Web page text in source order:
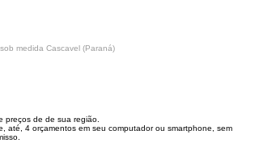
medida Cascavel (Paraná)
preços de de sua região.
até, 4 orçamentos em seu computador ou smartphone, sem